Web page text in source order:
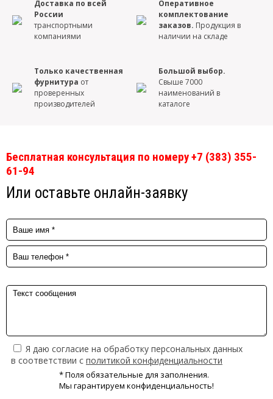
Доставка по всей
России
транспортными
компаниями
Оперативное
комплектование
заказов. Продукция в
наличии на складе
Только качественная
фурнитура от
проверенных
производителей
Большой выбор.
Свыше 7000
наименований в
каталоге
Бесплатная консультация по номеру +7 (383) 355-
61-94
Или оставьте онлайн-заявку
Я даю согласие на обработку персональных данных
в соответствии с политикой конфиденциальности
* Поля обязательные для заполнения.
Мы гарантируем конфиденциальность!